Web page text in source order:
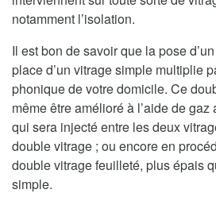
notamment l’isolation.
Il est bon de savoir que la pose
place d’un vitrage simple multiplie
phonique de votre domicile. Ce
même être amélioré à l’aide de
qui sera injecté entre les deux
double vitrage ; ou encore en
double vitrage feuilleté, plus épais
simple.